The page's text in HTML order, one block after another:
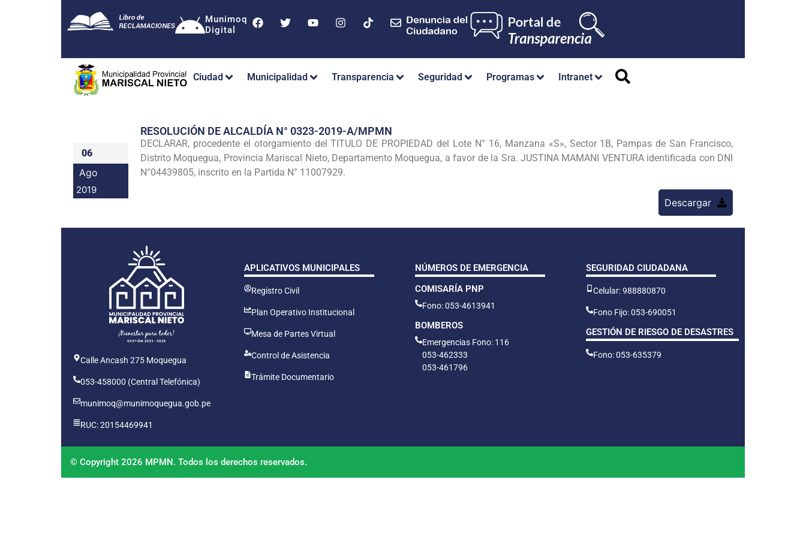
Munimoq
Digital
Ciudad Municipalidad Transparencia Seguridad Programas Intranet
06
Ago
2019
RESOLUCIÓN DE ALCALDÍA N° 0323-2019-A/MPMN
DECLARAR, procedente el otorgamiento del TITULO DE PROPIEDAD del Lote N° 16, Manzana «S», Sector 1B, Pampas de San Francisco,
Distrito Moquegua, Provincia Mariscal Nieto, Departamento Moquegua, a favor de la Sra. JUSTINA MAMANI VENTURA identificada con DNI
N°04439805, inscrito en la Partida N° 11007929.
Descargar
Calle Ancash 275 Moquegua
053-458000 (Central Telefónica)
munimoq@munimoquegua.gob.pe
RUC: 20154469941
APLICATIVOS MUNICIPALES
Registro Civil
Plan Operativo Institucional
Mesa de Partes Virtual
Control de Asistencia
Trámite Documentario
NÚMEROS DE EMERGENCIA
COMISARÍA PNP
Fono: 053-4613941
BOMBEROS
Emergencias Fono: 116
053-462333
053-461796
SEGURIDAD CIUDADANA
Celular: 988880870
Fono Fijo: 053-690051
GESTIÓN DE RIESGO DE DESASTRES
Fono: 053-635379
© Copyright 2026 MPMN. Todos los derechos reservados.